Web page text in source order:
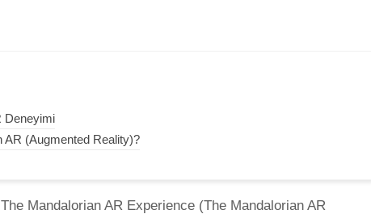
Deneyimi
AR (Augmented Reality)?
Mandalorian AR Experience (The Mandalorian AR